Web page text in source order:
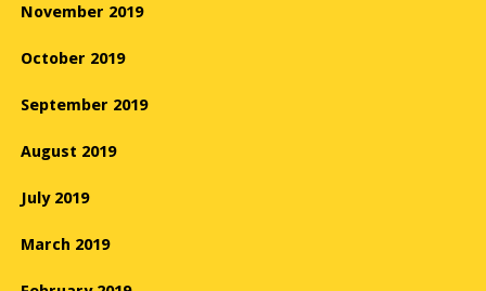
November 2019
October 2019
September 2019
August 2019
July 2019
March 2019